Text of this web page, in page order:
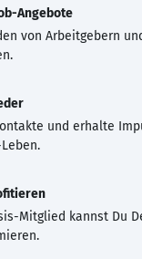
Angebote
von Arbeitgebern
und erhalte
Mitglied kannst Du